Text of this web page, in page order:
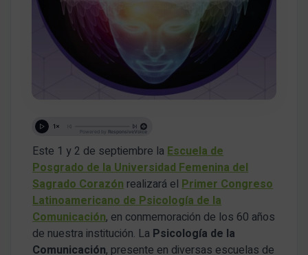
Este 1 y 2 de septiembre la Escuela de
Posgrado de la Universidad Femenina del
Sagrado Corazón realizará el Primer Congreso
Latinoamericano de Psicología de la
Comunicación, en conmemoración de los 60 años
de nuestra institución. La Psicología de la
Comunicación, presente en diversas escuelas de